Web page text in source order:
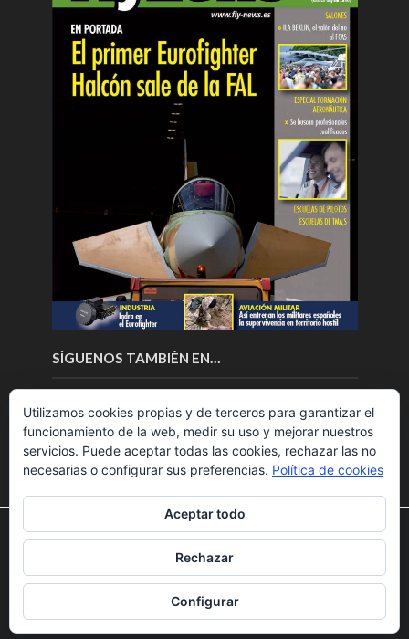
SÍGUENOS TAMBIÉN EN…
Copyright © 2018.Fly News.Noticias aerospacial
UAS aviación comercial
Utilizamos cookies para ofrecerte la mejor experiencia en
nuestra web.
Puedes aprender más sobre qué cookies utilizamos o
desactivarlas en losajustes.
Utilizamos cookies propias y de terceros para garantizar el
funcionamiento de la web, medir su uso y mejorar nuestros
servicios. Puede aceptar todas las cookies, rechazar las no
necesarias o configurar sus preferencias. Política de cookies
Aceptar todo
Rechazar
Configurar